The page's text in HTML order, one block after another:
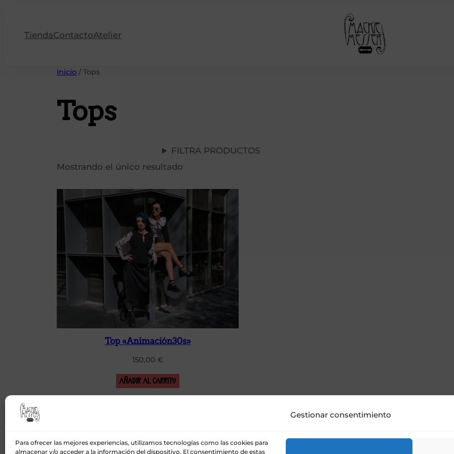
Gestionar consentimiento
Para ofrecer las mejores experiencias, utilizamos tecnologías como las cookies para
almacenar y/o acceder a la información del dispositivo. El consentimiento de estas
contenido
TiendaContactoAtelier
Inicio / Tops
Tops
FILTRA PRODUCTOS
Mostrando el único resultado
Top «Animación30s»
150,00 €
Añadir al carrito
Contacto